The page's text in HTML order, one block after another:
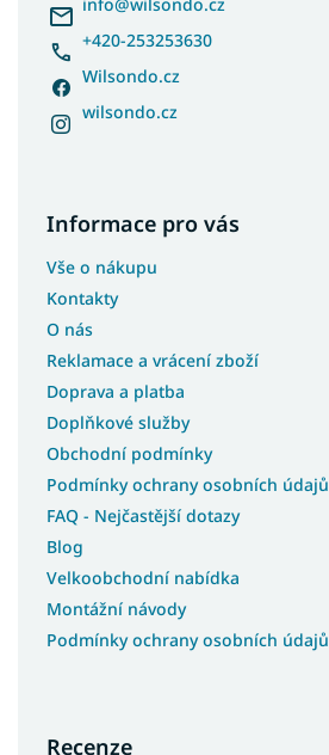
+420-253253630
Wilsondo.cz
wilsondo.cz
Informace pro vás
Vše o nákupu
Kontakty
O nás
Reklamace a vrácení zboží
Doprava a platba
Doplňkové služby
Obchodní podmínky
Podmínky ochrany osobních údajů
FAQ - Nejčastější dotazy
Blog
Velkoobchodní nabídka
Montážní návody
Podmínky ochrany osobních údajů
Recenze